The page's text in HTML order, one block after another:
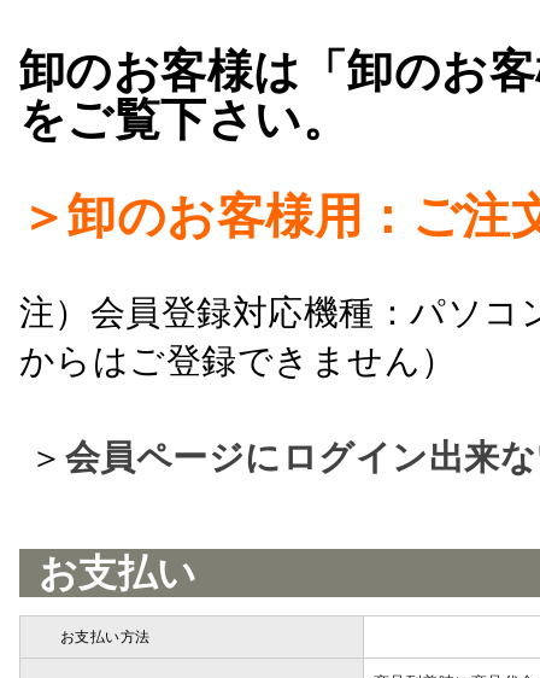
卸のお客様は「卸のお
をご覧下さい。
＞卸のお客様用：ご注
注）会員登録対応機種：パソ
からはご登録できません）
＞ 会員ページにログイン出来
お支払い
お支払い方法